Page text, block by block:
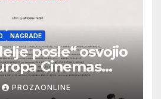
NAGRADE
posle“ osvojio
Cinemas
festivalu
PROZAONLINE